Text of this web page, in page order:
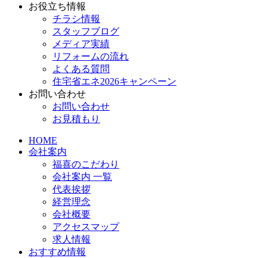
お役立ち情報
チラシ情報
スタッフブログ
メディア実績
リフォームの流れ
よくある質問
住宅省エネ2026キャンペーン
お問い合わせ
お問い合わせ
お見積もり
HOME
会社案内
福喜のこだわり
会社案内 一覧
代表挨拶
経営理念
会社概要
アクセスマップ
求人情報
おすすめ情報